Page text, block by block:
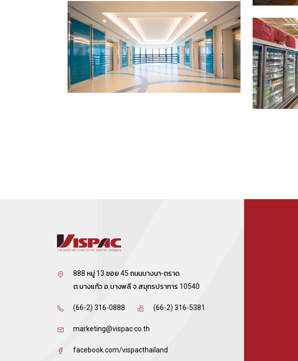
888 หมู่ 13 ซอย 45 ถนนบางนา-ตราด
ต.บางแก้ว อ.บางพลี จ.สมุทรปราการ 10540
(66-2) 316-0888 (66-2) 316-5381
marketing@vispac.co.th
facebook.com/vispacthailand